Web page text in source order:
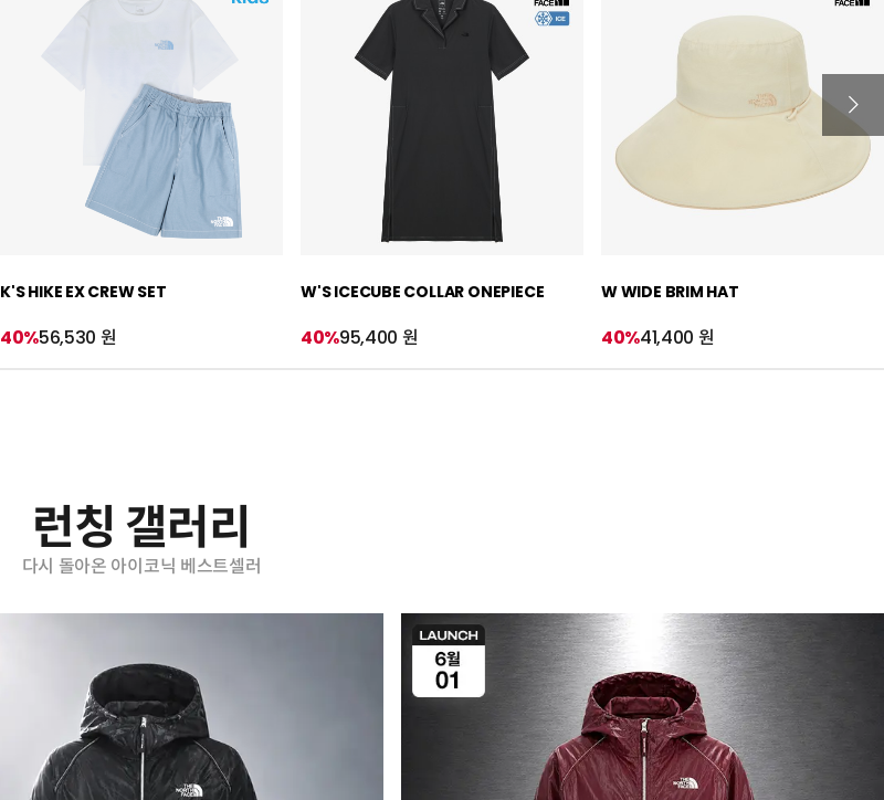
K'S HIKE EX CREW SET
56,530 원
40%
W'S ICECUBE COLLAR ONEPIECE
95,400 원
40%
W WIDE BRIM HAT
41,400 원
40%
런칭 갤러리
다시 돌아온 아이코닉 베스트셀러